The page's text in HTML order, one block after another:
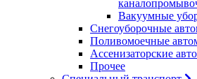
Вакуумные
Снегоуборочные
Поливомоечные
Ассенизаторские
Прочее